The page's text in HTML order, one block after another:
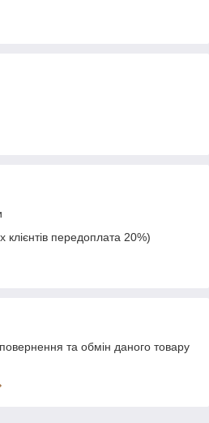
клієнтів передоплата 20%)
та обмін даного товару